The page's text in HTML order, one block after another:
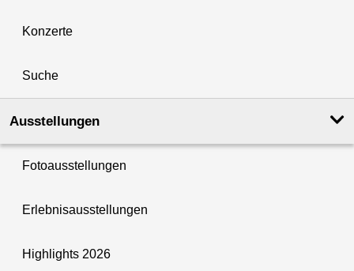
Konzerte
Suche
Ausstellungen
Fotoausstellungen
Erlebnisausstellungen
Highlights 2026